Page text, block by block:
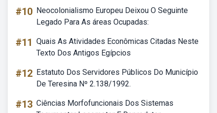
#10 Neocolonialismo Europeu Deixou O Seguinte
Legado Para As áreas Ocupadas:
#11 Quais As Atividades Econômicas Citadas Neste
Texto Dos Antigos Egípcios
#12 Estatuto Dos Servidores Públicos Do Município
De Teresina Nº 2.138/1992.
#13 Ciências Morfofuncionais Dos Sistemas